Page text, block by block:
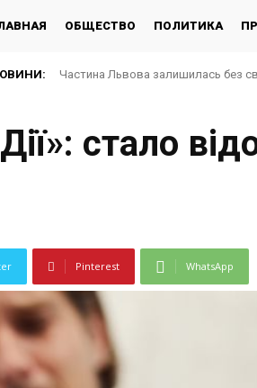
ОБЩЕСТВО ПОЛИТИКА
Частина Львова залишилась без
стало
Pinterest WhatsApp